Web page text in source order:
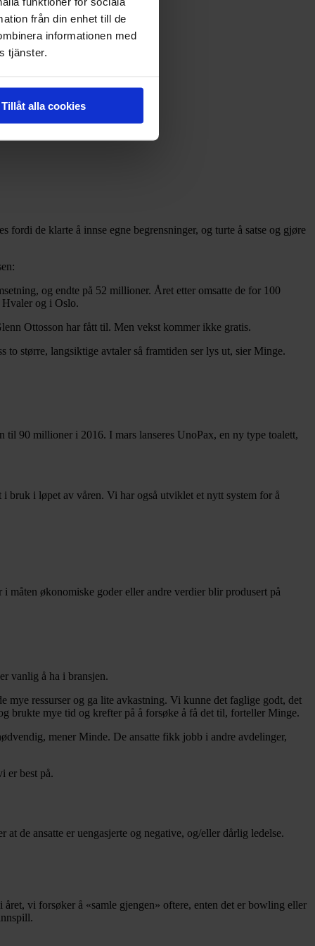
från din enhet till de
informationen med
tjänster.
Tillåt alla cookies
de klarte å innse egne begrensninger, og turte å satse og gjøre
og endte på 52 millioner. Året etter omsatte de for 100
Hvaler og i Oslo.
Ottosson har fått til. Men vekst kommer ikke gratis.
større, langsiktige avtaler så framtiden ser lys ut, sier Minge.
90 millioner i 2016. I mars lanseres UnoPax, en ny type toalett,
bruk i løpet av våren. Vi har også utviklet et nytt system for å
måten økonomiske goder eller andre verdier blir produsert på
vanlig å ha i bransjen.
mye ressurser og ga lite avkastning. Vi kunne det faglige godt, det
brukte mye tid og krefter på å forsøke å få det til, forteller Minge.
mener Minde. De ansatte fikk jobb i andre avdelinger,
er best på.
de ansatte er uengasjerte og negative, og/eller dårlig ledelse.
vi forsøker å «samle gjengen» oftere, enten det er bowling eller